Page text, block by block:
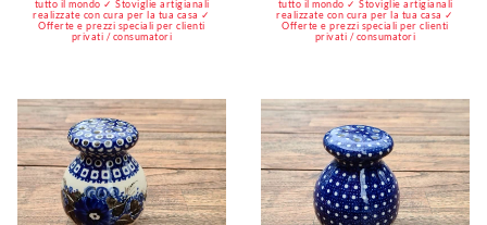
tutto il mondo ✓ Stoviglie artigianali
realizzate con cura per la tua casa ✓
Offerte e prezzi speciali per clienti
privati / consumatori
tutto il mondo ✓ Stoviglie artigianali
realizzate con cura per la tua casa ✓
Offerte e prezzi speciali per clienti
privati / consumatori